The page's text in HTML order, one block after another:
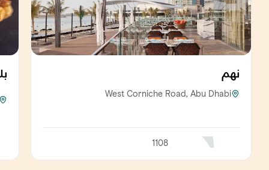
نهم
West Corniche Road, Abu Dhabi
1108